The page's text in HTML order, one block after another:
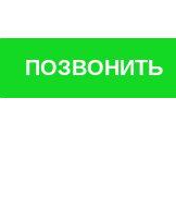
ПОЗВОНИТЬ